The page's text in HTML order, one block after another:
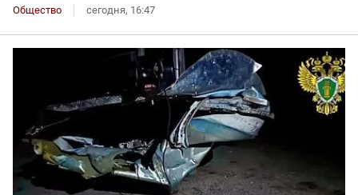
Общество сегодня, 16:47